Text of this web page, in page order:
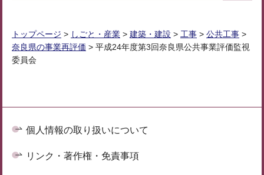
トップページ > しごと・産業 > 建築・建設 > 工事 > 公共工事 >
奈良県の事業再評価 > 平成24年度第3回奈良県公共事業評価監視
委員会
個人情報の取り扱いについて
リンク・著作権・免責事項